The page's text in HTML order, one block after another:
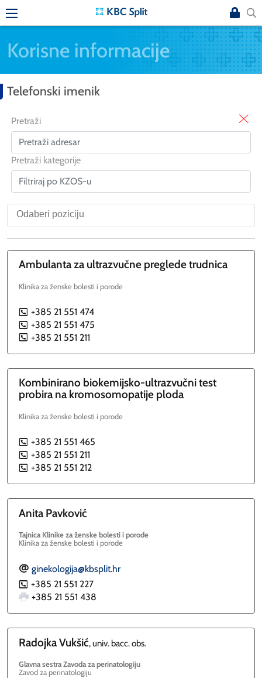
Korisne informacije
Telefonski imenik
Pretraži
Pretraži kategorije
X
Ambulanta za ultrazvučne preglede trudnica
Klinika za ženske bolesti i porode
P +385 21 551 474
P +385 21 551 475
P +385 21 551 211
Kombinirano biokemijsko-ultrazvučni test
probira na kromosomopatije ploda
Klinika za ženske bolesti i porode
P +385 21 551 465
P +385 21 551 211
P +385 21 551 212
Anita Pavković
Tajnica Klinike za ženske bolesti i porode
Klinika za ženske bolesti i porode
E ginekologija@kbsplit.hr
P +385 21 551 227
+385 21 551 438
RadojkaVukšić, univ. bacc. obs.
Glavna sestra Zavoda za perinatologiju
Zavod za perinatologiju